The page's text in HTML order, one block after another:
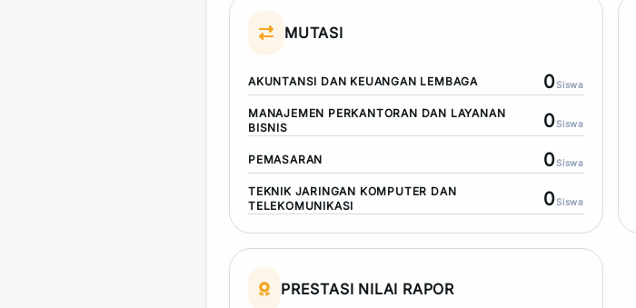
MUTASI
AKUNTANSI DAN KEUANGAN LEMBAGA 0Siswa
MANAJEMEN PERKANTORAN DAN LAYANAN
BISNIS
0Siswa
PEMASARAN 0Siswa
TEKNIK JARINGAN KOMPUTER DAN
TELEKOMUNIKASI
0Siswa
PRESTASI NILAI RAPOR